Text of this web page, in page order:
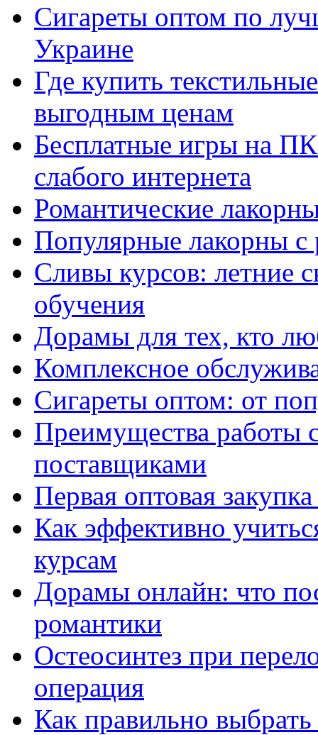
Сигареты оптом по
Украине
Где купить
выгодным ценам
Бесплатные игры на
слабого интернета
Романтические
Популярные лакорны с
Сливы курсов: летние
обучения
Дорамы для тех, кто
Комплексное
Сигареты оптом: от
Преимущества работы
поставщиками
Первая оптовая
Как эффективно
курсам
Дорамы онлайн: что
романтики
Остеосинтез при
операция
Как правильно